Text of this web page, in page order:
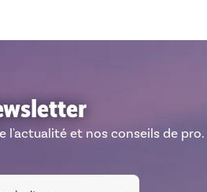
l'actualité et nos conseils de pro.